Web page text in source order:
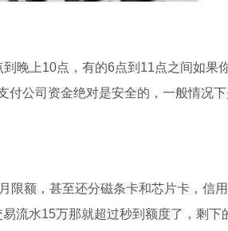
晚上10点，有的6点到11点之间如果
公司资金绝对是安全的，一般情况下
额，甚至还分磁条卡和芯片卡，信用
流水15万那就超过秒到额度了，剩下